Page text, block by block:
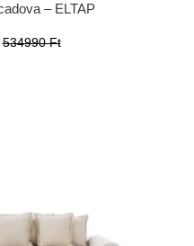
– ELTAP
534990 Ft